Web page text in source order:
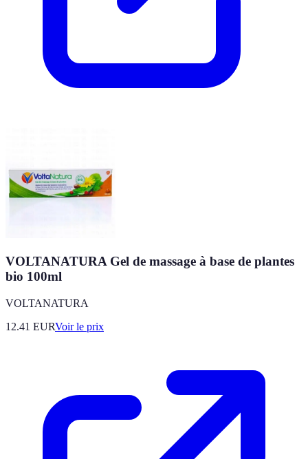
VOLTANATURA Gel de massage à base de plantes
bio 100ml
VOLTANATURA
12.41 EURVoir le prix